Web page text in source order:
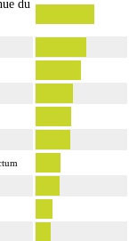
on entend : ensemble
par le préleveur au cours
: la préparation de
avec une coloration
les éventuels réexamens
le codage
la fixation,
standard à base
avec ou sans safran, avec
du